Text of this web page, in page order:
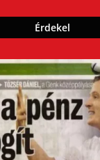
Érdekel